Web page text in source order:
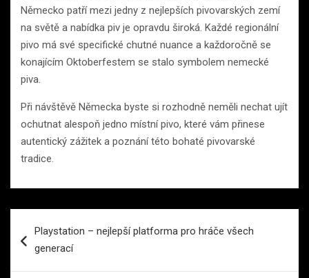
Německo patří mezi jedny z nejlepších pivovarských zemí
na světě a nabídka piv je opravdu široká. Každé regionální
pivo má své specifické chutné nuance a každoročně se
konajícím Oktoberfestem se stalo symbolem nemecké
piva.
Při návštěvě Německa byste si rozhodně neměli nechat ujít
ochutnat alespoň jedno místní pivo, které vám přinese
autentický zážitek a poznání této bohaté pivovarské
tradice.
proPlaystation – nejlepší platforma pro hráče všech
generací